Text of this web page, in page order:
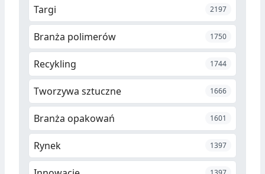
Targi 2197
Branża polimerów 1750
Recykling 1744
Tworzywa sztuczne 1666
Branża opakowań 1601
Rynek 1397